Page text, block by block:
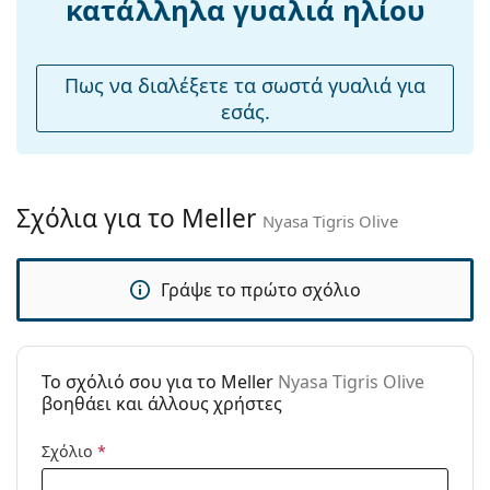
Εξερευνήστε την πλήρη γκάμαγυαλιών ηλίουγια να
μαξιλάρια
Αξεσουάρ
θήκη:
Άλλα
Τύπος:
Unisex
Γυαλιά Ηλίου Επώνυμες Μάρκες
Χρήση:
Μόδα
Μοντέλο:
Nyasa Tigris Olive
κατάλληλα γυαλιά ηλίου
Πως να διαλέξετε τα σωστά γυαλιά για
εσάς.
Σχόλια για το Meller Nyasa Tigris Olive
Γράψε το πρώτο σχόλιο
To σχόλιό σου για το Meller Nyasa Tigris Olive
βοηθάει και άλλους χρήστες
Σχόλιο *